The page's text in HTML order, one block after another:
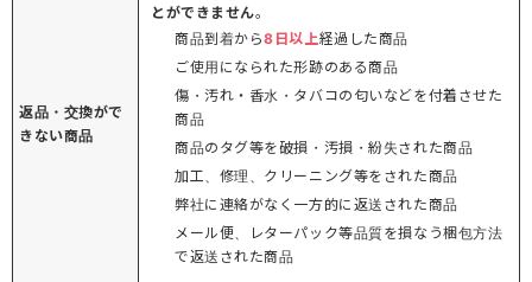
返品・交換がで
きない商品
とができません。
商品到着から8日以上経過した商品
ご使用になられた形跡のある商品
傷・汚れ・香水・タバコの匂いなどを付着させた
商品
商品のタグ等を破損・汚損・紛失された商品
加工、修理、クリーニング等をされた商品
弊社に連絡がなく一方的に返送された商品
メール便、レターパック等品質を損なう梱包方法
で返送された商品